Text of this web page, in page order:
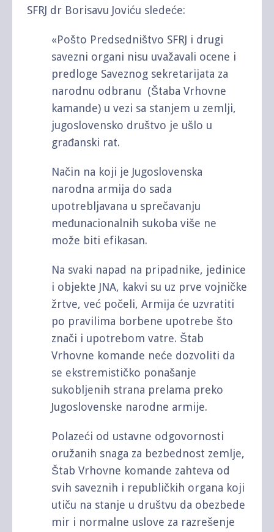
SFRJ dr Borisavu Joviću sledeće:
«Pošto Predsedništvo SFRJ i drugi
savezni organi nisu uvažavali ocene i
predloge Saveznog sekretarijata za
narodnu odbranu (Štaba Vrhovne
kamande) u vezi sa stanjem u zemlji,
jugoslovensko društvo je ušlo u
građanski rat.
Način na koji je Jugoslovenska
narodna armija do sada
upotrebljavana u sprečavanju
međunacionalnih sukoba više ne
može biti efikasan.
Na svaki napad na pripadnike, jedinice
i objekte JNA, kakvi su uz prve vojničke
žrtve, već počeli, Armija će uzvratiti
po pravilima borbene upotrebe što
znači i upotrebom vatre. Štab
Vrhovne komande neće dozvoliti da
se ekstremističko ponašanje
sukobljenih strana prelama preko
Jugoslovenske narodne armije.
Polazeći od ustavne odgovornosti
oružanih snaga za bezbednost zemlje,
Štab Vrhovne komande zahteva od
svih saveznih i republičkih organa koji
utiču na stanje u društvu da obezbede
mir i normalne uslove za razrešenje